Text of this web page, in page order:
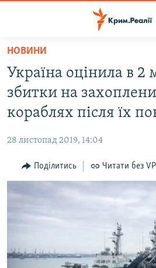
Перейти
основного
матеріалу
до
основної
Перейти
до
пошуку
ВОДА.КРИМ
ВІДЕО ТА ФОТО
БЛОГИ
ПОГЛЯД
ДЕПОРТАЦІЯ
ЯК ОБІЙТИ БЛОКУВАННЯ
НОВИНИ
Україна оцінила в 2
збитки на
кораблях після їх
28 листопад 2019, 14:04
Поділитись Читати без